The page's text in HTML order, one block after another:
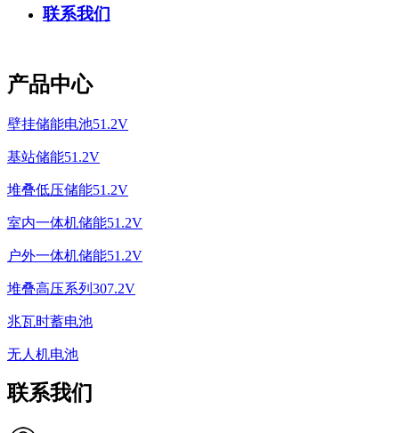
联系我们
产品中心
壁挂储能电池51.2V
基站储能51.2V
堆叠低压储能51.2V
室内一体机储能51.2V
户外一体机储能51.2V
堆叠高压系列307.2V
兆瓦时蓄电池
无人机电池
联系我们